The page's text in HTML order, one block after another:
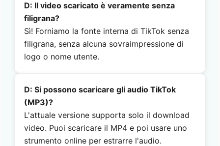
D: Il video scaricato è veramente senza
filigrana?
Sì! Forniamo la fonte interna di TikTok senza
filigrana, senza alcuna sovraimpressione di
logo o nome utente.
D: Si possono scaricare gli audio TikTok
(MP3)?
L'attuale versione supporta solo il download
video. Puoi scaricare il MP4 e poi usare uno
strumento online per estrarre l'audio.